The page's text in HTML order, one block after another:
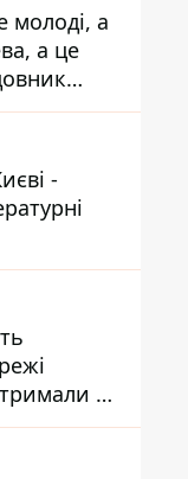
молоді, а
а це
-
39